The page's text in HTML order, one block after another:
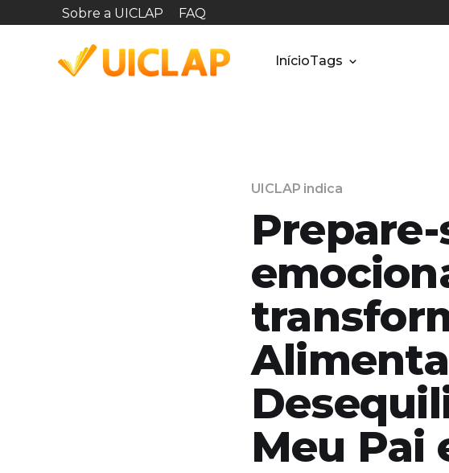
Sobre a UICLAP FAQ
InícioTags
UICLAP indica
Meu Pai